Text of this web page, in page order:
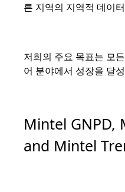
른 지역의 지역적 데이
저희의 주요 목표는 모
어 분야에서 성장을 달
Mintel GNPD,
and Mintel